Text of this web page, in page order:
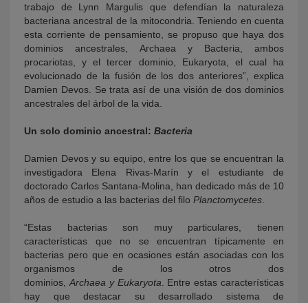
trabajo de Lynn Margulis que defendían la naturaleza
bacteriana ancestral de la mitocondria. Teniendo en cuenta
esta corriente de pensamiento, se propuso que haya dos
dominios ancestrales, Archaea y Bacteria, ambos
procariotas, y el tercer dominio, Eukaryota, el cual ha
evolucionado de la fusión de los dos anteriores”, explica
Damien Devos. Se trata así de una visión de dos dominios
ancestrales del árbol de la vida.
Un solo dominio ancestral: Bacteria
Damien Devos y su equipo, entre los que se encuentran la
investigadora Elena Rivas-Marín y el estudiante de
doctorado Carlos Santana-Molina, han dedicado más de 10
años de estudio a las bacterias del filo Planctomycetes
“Estas bacterias son muy particulares, tienen
características que no se encuentran típicamente en
bacterias pero que en ocasiones están asociadas con los
organismos de los otros dos
dominios, Archaea y Eukaryota . Entre estas características
hay que destacar su desarrollado sistema de